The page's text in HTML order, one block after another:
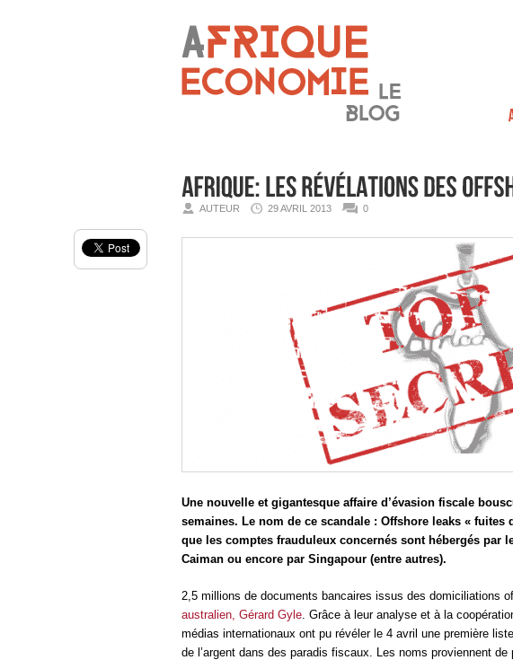
AUTEUR 29 AVRIL 2013 0
Une nouvelle et gigantesque affaire d’évasion fiscale
semaines. Le nom de ce scandale : Offshore leaks « fuites
que les comptes frauduleux concernés sont hébergés par
Caiman ou encore par Singapour (entre autres).
2,5 millions de documents bancaires issus des domiciliations
australien, Gérard Gyle. Grâce à leur analyse et à la
médias internationaux ont pu révéler le 4 avril une première
de l’argent dans des paradis fiscaux. Les noms proviennent